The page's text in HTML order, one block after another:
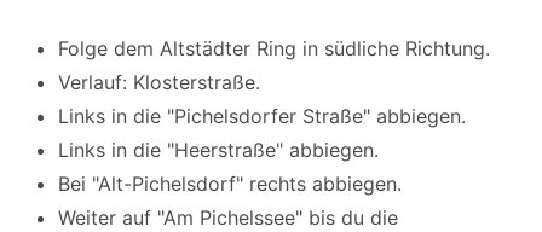
Folge dem Altstädter Ring in südliche Richtung.
Verlauf: Klosterstraße.
Links in die "Pichelsdorfer Straße" abbiegen.
Links in die "Heerstraße" abbiegen.
Bei "Alt-Pichelsdorf" rechts abbiegen.
Weiter auf "Am Pichelssee" bis du die